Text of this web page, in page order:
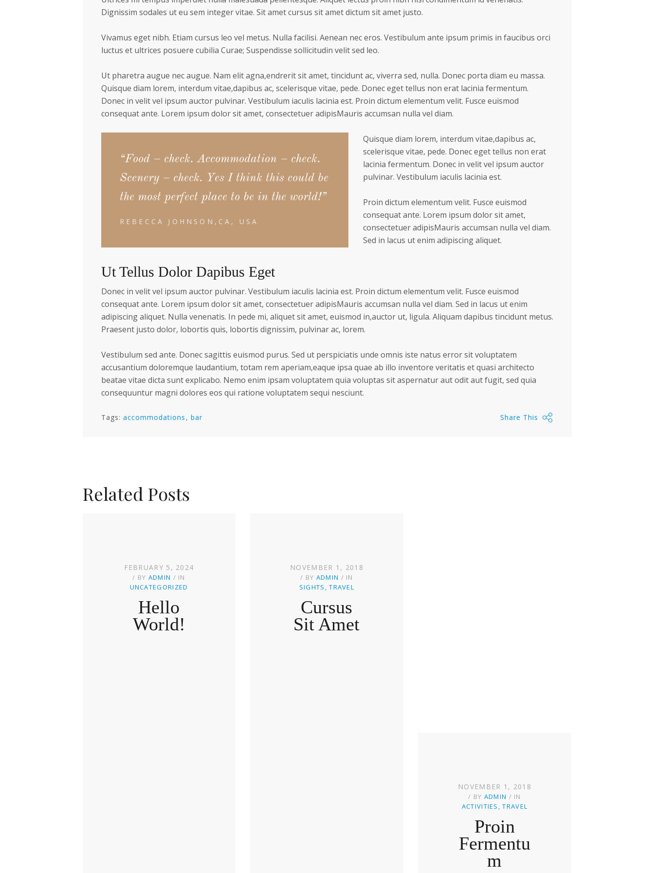
Dignissim sodales ut eu sem integer vitae. Sit amet cursus sit amet dictum sit amet justo.
Vivamus eget nibh. Etiam cursus leo vel metus. Nulla facilisi. Aenean nec eros. Vestibulum ante ipsum primis in faucibus orci
luctus et ultrices posuere cubilia Curae; Suspendisse sollicitudin velit sed leo.
Ut pharetra augue nec augue. Nam elit agna,endrerit sit amet, tincidunt ac, viverra sed, nulla. Donec porta diam eu massa.
Quisque diam lorem, interdum vitae,dapibus ac, scelerisque vitae, pede. Donec eget tellus non erat lacinia fermentum.
Donec in velit vel ipsum auctor pulvinar. Vestibulum iaculis lacinia est. Proin dictum elementum velit. Fusce euismod
consequat ante. Lorem ipsum dolor sit amet, consectetuer adipisMauris accumsan nulla vel diam.
“Food – check. Accommodation – check.
Scenery – check. Yes I think this could be
the most perfect place to be in the world!”
REBECCA JOHNSON,CA, USA
Quisque diam lorem, interdum vitae,dapibus ac,
scelerisque vitae, pede. Donec eget tellus non erat
lacinia fermentum. Donec in velit vel ipsum auctor
pulvinar. Vestibulum iaculis lacinia est.
Proin dictum elementum velit. Fusce euismod
consequat ante. Lorem ipsum dolor sit amet,
consectetuer adipisMauris accumsan nulla vel diam.
Sed in lacus ut enim adipiscing aliquet.
Ut Tellus Dolor Dapibus Eget
Donec in velit vel ipsum auctor pulvinar. Vestibulum iaculis lacinia est. Proin dictum elementum velit. Fusce euismod
consequat ante. Lorem ipsum dolor sit amet, consectetuer adipisMauris accumsan nulla vel diam. Sed in lacus ut enim
adipiscing aliquet. Nulla venenatis. In pede mi, aliquet sit amet, euismod in,auctor ut, ligula. Aliquam dapibus tincidunt metus.
Praesent justo dolor, lobortis quis, lobortis dignissim, pulvinar ac, lorem.
Vestibulum sed ante. Donec sagittis euismod purus. Sed ut perspiciatis unde omnis iste natus error sit voluptatem
accusantium doloremque laudantium, totam rem aperiam,eaque ipsa quae ab illo inventore veritatis et quasi architecto
beatae vitae dicta sunt explicabo. Nemo enim ipsam voluptatem quia voluptas sit aspernatur aut odit aut fugit, sed quia
consequuntur magni dolores eos qui ratione voluptatem sequi nesciunt.
Tags: accommodations bar Share This
Related Posts
FEBRUARY 5, 2024
BY ADMIN
IN
UNCATEGORIZED
Hello
World!
NOVEMBER 1, 2018
BY ADMIN
IN
SIGHTS
TRAVEL
Cursus
Sit Amet
NOVEMBER 1, 2018
BY ADMIN
IN
ACTIVITIES
TRAVEL
Proin
Fermentu
M